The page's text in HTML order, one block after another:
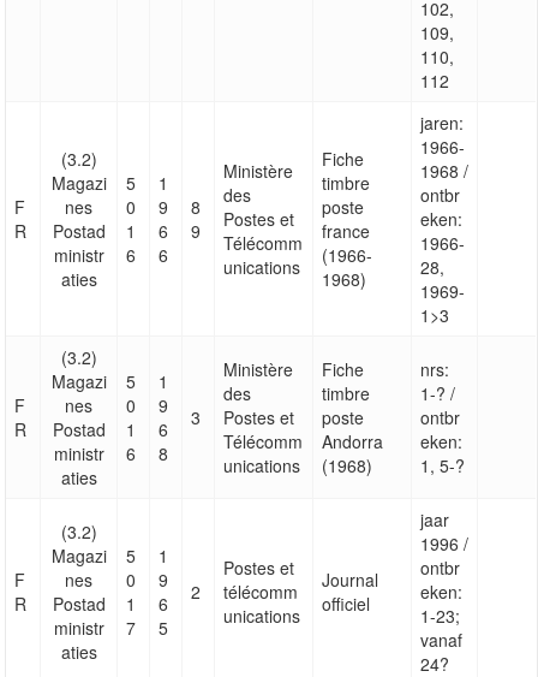
102,
109,
110,
112
F
R
(3.2)
Magazi
nes
Postad
ministr
aties
5
0
1
6
1
9
6
6
8
9
Ministère
des
Postes et
Télécomm
unications
Fiche
timbre
poste
france
(1966-
1968)
jaren:
1966-
1968 /
ontbr
eken:
1966-
28,
1969-
1>3
F
R
(3.2)
Magazi
nes
Postad
ministr
aties
5
0
1
6
1
9
6
8
3
Ministère
des
Postes et
Télécomm
unications
Fiche
timbre
poste
Andorra
(1968)
nrs:
1-? /
ontbr
eken:
1, 5-?
F
R
(3.2)
Magazi
nes
Postad
ministr
aties
5
0
1
7
1
9
6
5
2
Postes et
télécomm
unications
Journal
officiel
jaar
1996 /
ontbr
eken:
1-23;
vanaf
24?